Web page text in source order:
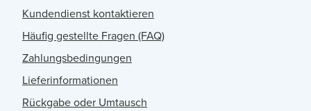
Kundendienst kontaktieren
Häufig gestellte Fragen (FAQ)
Zahlungsbedingungen
Lieferinformationen
Rückgabe oder Umtausch